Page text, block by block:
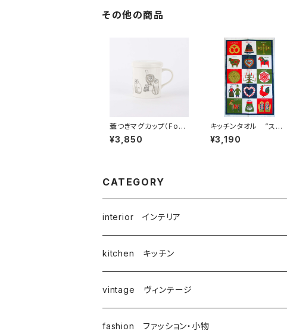
その他の商品
蓋つきマグカップ（Foun
d Cats Series）
／ Lisa Larson リ
¥3,850
キッチンタオル “スウェ
ーデン” / アルメダ
ールス/ALMEDAHLS
¥3,190
CATEGORY
interior インテリア
kitchen キッチン
vintage ヴィンテージ
fashion ファッション・小物